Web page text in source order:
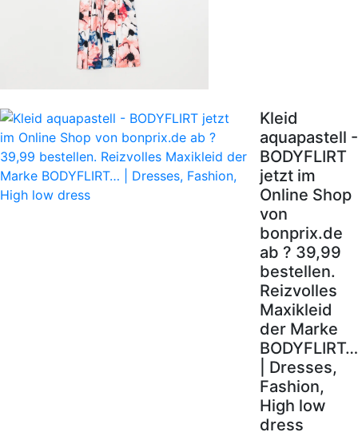
Kleid
aquapastell -
BODYFLIRT
jetzt im
Online Shop
von
bonprix.de
ab ? 39,99
bestellen.
Reizvolles
Maxikleid
der Marke
BODYFLIRT…
| Dresses,
Fashion,
High low
dress